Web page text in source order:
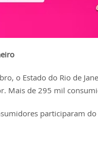
o Estado do Rio de
Mais de 295 mil
participaram